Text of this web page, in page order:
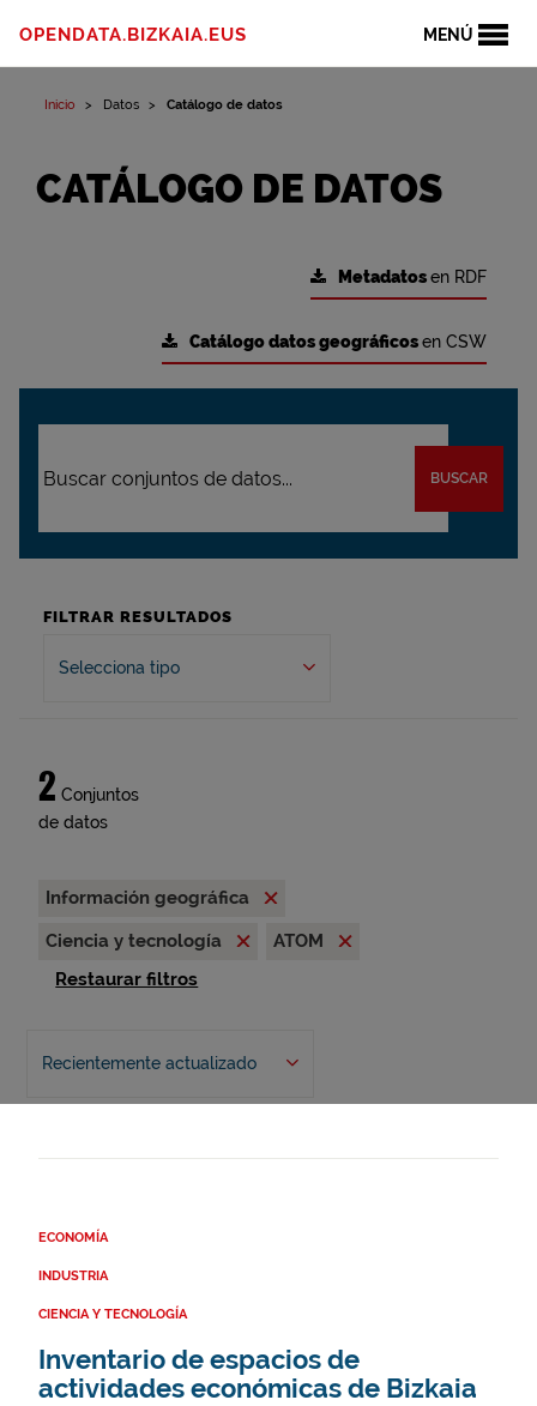
MENÚ
OPENDATA.BIZKAIA.EUS
Inicio Datos Catálogo de datos
CATÁLOGO DE DATOS
Metadatosen RDF
Catálogo datos geográficosen CSW
BUSCAR
FILTRAR RESULTADOS
Selecciona tipo
2 Conjuntos
de datos
Información geográfica
Ciencia y tecnología
ATOM
Restaurar filtros
Recientemente actualizado
ECONOMÍA
INDUSTRIA
CIENCIA Y TECNOLOGÍA
Inventario de espacios de
actividades económicas de Bizkaia